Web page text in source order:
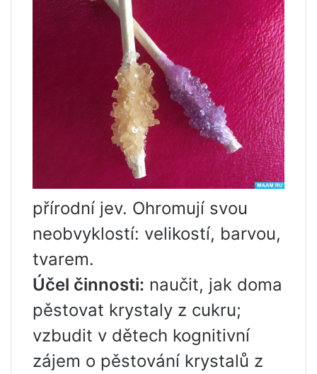
přírodní jev. Ohromují svou
neobvyklostí: velikostí, barvou,
tvarem.
Účel činnosti: naučit, jak doma
pěstovat krystaly z cukru;
vzbudit v dětech kognitivní
zájem o pěstování krystalů z